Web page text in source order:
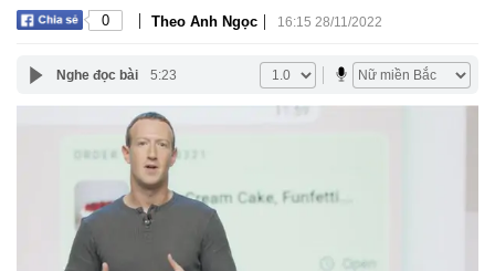
0 | Theo Anh Ngọc | 16:15 28/11/2022
Nghe đọc bài 5:23